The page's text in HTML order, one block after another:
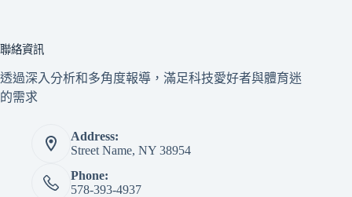
聯絡資訊
透過深入分析和多角度報導，滿足科技愛好者與體育迷
的需求
Address:
Street Name, NY 38954
Phone:
578-393-4937